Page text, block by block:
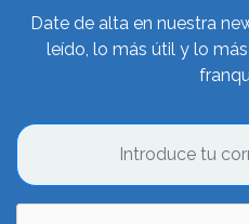
Date de alta en nuestra
leído, lo más útil y lo